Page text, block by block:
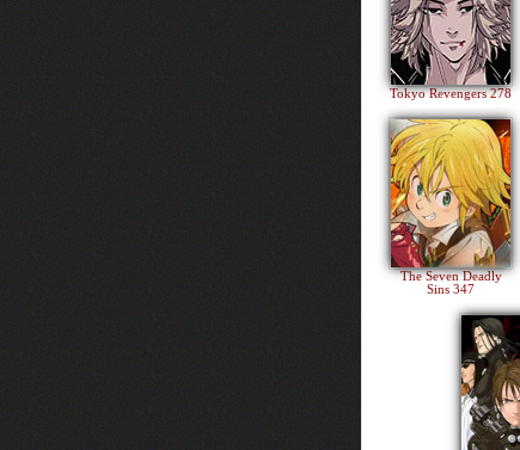
Tokyo Revengers 278
The Seven Deadly
Sins 347